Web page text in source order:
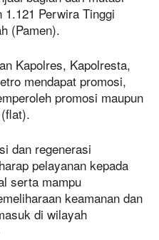
Perwira Tinggi
(Pamen).
Kapolres, Kapolresta,
mendapat promosi,
promosi maupun
dan regenerasi
pelayanan kepada
serta mampu
keamanan dan
di wilayah